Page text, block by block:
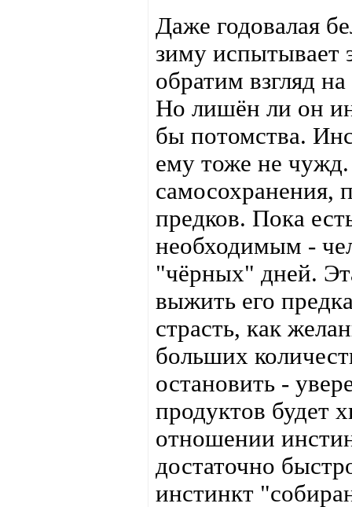
Даже годовалая
зиму испытывает
обратим взгляд
Но лишён ли он
бы потомства.
ему тоже не
самосохранения,
предков. Пока
необходимым -
"чёрных" дней.
выжить его
страсть, как
больших
остановить -
продуктов будет
отношении
достаточно
инстинкт